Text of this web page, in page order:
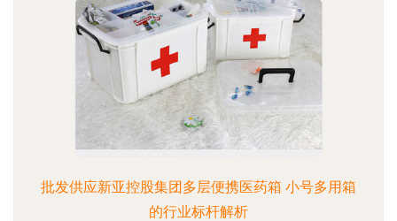
批发供应新亚控股集团多层便携医药箱 小号多用箱
的行业标杆解析